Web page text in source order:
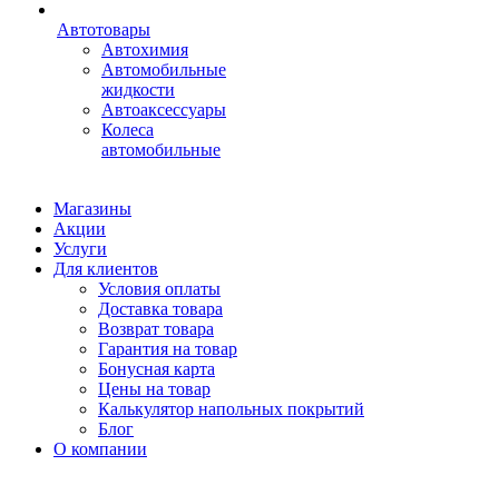
Автотовары
Автохимия
Автомобильные
жидкости
Автоаксессуары
Колеса
автомобильные
Магазины
Акции
Услуги
Для клиентов
Условия оплаты
Доставка товара
Возврат товара
Гарантия на товар
Бонусная карта
Цены на товар
Калькулятор напольных покрытий
Блог
О компании